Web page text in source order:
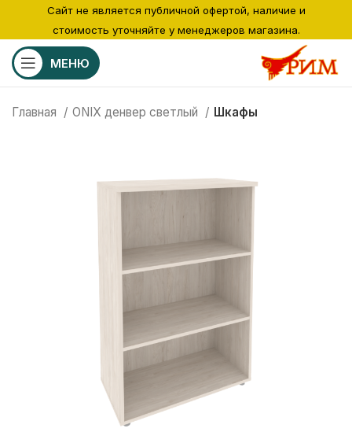
МЕНЮ
Главная ONIX денвер светлый Шкафы
Сайт не является публичной офертой, наличие и
стоимость уточняйте у менеджеров магазина.